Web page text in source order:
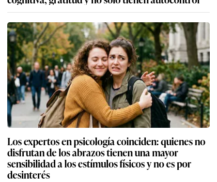
Los expertos en psicología coinciden: quienes no
disfrutan de los abrazos tienen una mayor
sensibilidad a los estímulos físicos y no es por
desinterés